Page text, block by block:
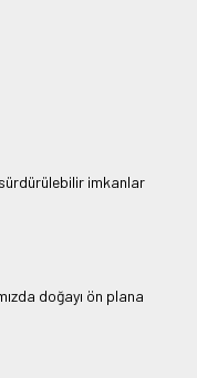
imkanlar
doğayı ön plana